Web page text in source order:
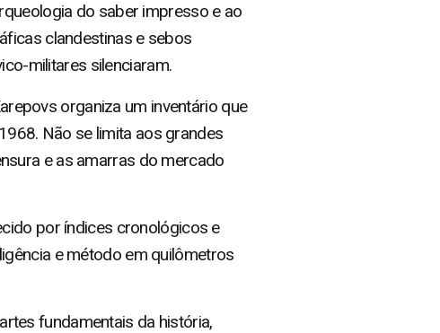
do saber impresso e ao
clandestinas e sebos
militares silenciaram.
organiza um inventário que
Não se limita aos grandes
e as amarras do mercado
por índices cronológicos e
e método em quilômetros
fundamentais da história,